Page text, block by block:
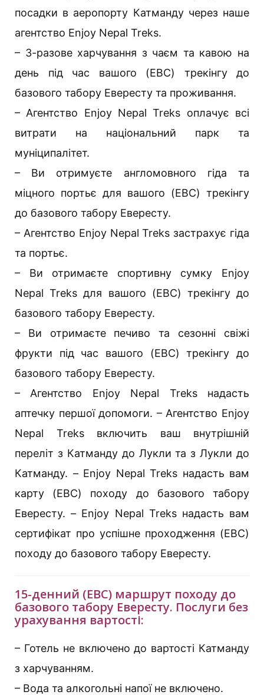
посадки в аеропорту Катманду через наше
агентство Enjoy Nepal Treks.
– 3-разове харчування з чаєм та кавою на
день під час вашого (EBC) трекінгу до
базового табору Евересту та проживання.
– Агентство Enjoy Nepal Treks оплачує всі
витрати на національний парк та
муніципалітет.
– Ви отримуєте англомовного гіда та
міцного портьє для вашого (EBC) трекінгу
до базового табору Евересту.
– Агентство Enjoy Nepal Treks застрахує гіда
та портьє.
– Ви отримаєте спортивну сумку Enjoy
Nepal Treks для вашого (EBC) трекінгу до
базового табору Евересту.
– Ви отримаєте печиво та сезонні свіжі
фрукти під час вашого (EBC) трекінгу до
базового табору Евересту.
– Агентство Enjoy Nepal Treks надасть
аптечку першої допомоги. – Агентство Enjoy
Nepal Treks включить ваш внутрішній
переліт з Катманду до Лукли та з Лукли до
Катманду. – Enjoy Nepal Treks надасть вам
карту (EBC) походу до базового табору
Евересту. – Enjoy Nepal Treks надасть вам
сертифікат про успішне проходження (EBC)
походу до базового табору Евересту.
15-денний (EBC) маршрут походу до
базового табору Евересту. Послуги без
урахування вартості:
– Готель не включено до вартості Катманду
з харчуванням.
– Вода та алкогольні напої не включено.